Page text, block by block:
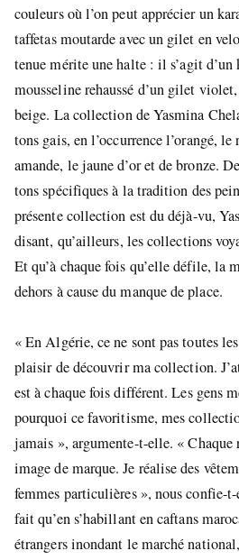
couleurs où l’on peut apprécier un
taffetas moutarde avec un gilet en
tenue mérite une halte : il s’agit d’un
mousseline rehaussé d’un gilet
beige. La collection de Yasmina
tons gais, en l’occurrence l’orangé,
amande, le jaune d’or et de bronze.
tons spécifiques à la tradition des
présente collection est du déjà-vu,
disant, qu’ailleurs, les collections
Et qu’à chaque fois qu’elle défile, la
dehors à cause du manque de place.
« En Algérie, ce ne sont pas toutes
plaisir de découvrir ma collection.
est à chaque fois différent. Les gens
pourquoi ce favoritisme, mes
jamais », argumente-t-elle. «
image de marque. Je réalise des
femmes particulières », nous confie-
fait qu’en s’habillant en caftans
étrangers inondant le marché